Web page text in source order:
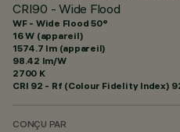
CRI90 - Wide Flood
WF - Wide Flood 50°
16 W (appareil)
1574.7 lm (appareil)
98.42 lm/W
2700 K
CRI 92 - Rf (Colour Fidelity Index)
CONÇU PAR